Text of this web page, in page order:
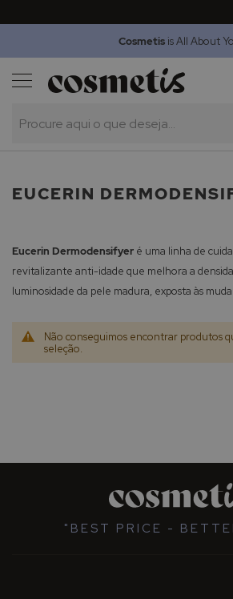
Cosmetisis All About
Outlet
EUCERIN
Eucerin Dermodensifyer é uma linha de
revitalizante anti-idade que melhora a
luminosidade da pele madura, exposta às
Não conseguimos encontrar produtos
seleção.
"BEST PRICE -